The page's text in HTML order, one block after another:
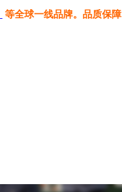
等全球一线品牌。品质保障